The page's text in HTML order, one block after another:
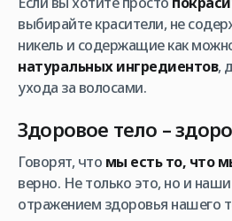
выбирайте красители, не
никель и содержащие как
натуральных ингредиентов,
ухода за волосами.
Здоровое тело –
Говорят, что мы есть то, что
верно. Не только это, но и
отражением здоровья нашего